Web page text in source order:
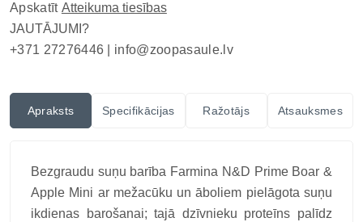
Apskatīt Atteikuma tiesības
JAUTĀJUMI?
+371 27276446 | info@zoopasaule.lv
Apraksts Specifikācijas Ražotājs Atsauksmes
Bezgraudu suņu barība Farmina N&D Prime Boar &
Apple Mini ar mežacūku un āboliem pielāgota suņu
ikdienas barošanai; tajā dzīvnieku proteīns palīdz